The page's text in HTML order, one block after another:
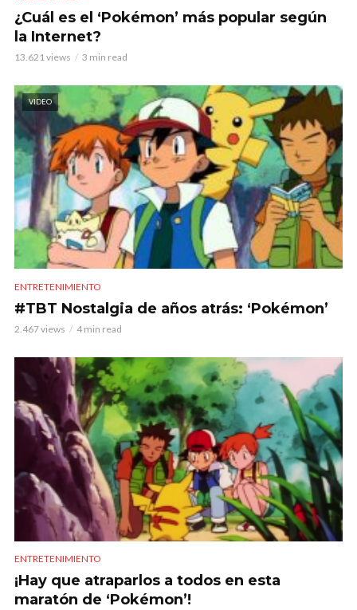
¿Cuál es el ‘Pokémon’ más popular según
la Internet?
13.621 views 3 min read
VIDEO
ENTRETENIMIENTO
#TBT Nostalgia de años atrás: ‘Pokémon’
2.467 views 4 min read
ENTRETENIMIENTO
¡Hay que atraparlos a todos en esta
maratón de ‘Pokémon’!